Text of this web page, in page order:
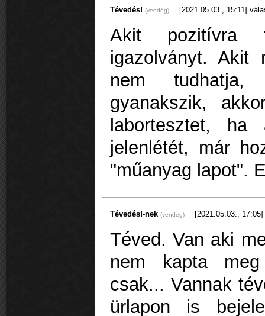
Tévedés! (vendég) [2021.05.03., 15:11]
Akit pozitívra
igazolványt. Akit
nem
gyanakszik,
labortesztet, ha
jelenlétét, már
"műanyag lapot".
Tévedés!-nek (vendég) [2021.05.03., 17:05]
Téved. Van aki
nem kapta
csak... Vannak
ürlapon is